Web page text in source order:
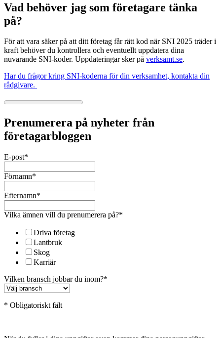
Vad behöver jag som företagare tänka
på?
För att vara säker på att ditt företag får rätt kod när SNI 2025 träder i
kraft behöver du kontrollera och eventuellt uppdatera dina
nuvarande SNI-koder. Uppdateringar sker på verksamt.se.
Har du frågor kring SNI-koderna för din verksamhet, kontakta din
rådgivare.
Prenumerera på nyheter från
företagarbloggen
E-post*
Förnamn*
Efternamn*
Vilka ämnen vill du prenumerera på?*
Driva företag
Lantbruk
Skog
Karriär
Vilken bransch jobbar du inom?*
* Obligatoriskt fält